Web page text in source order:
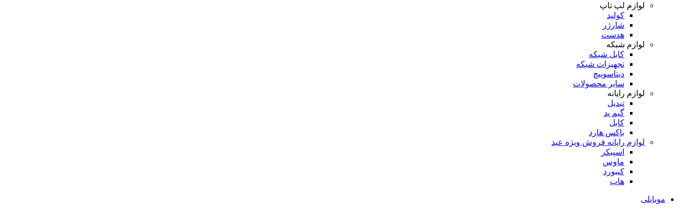
لوازم لپ تاپ
کولپد
شارژر
هدست
لوازم شبکه
کابل شبکه
تجهیزات شبکه
دیتاسوییچ
سایر محصولات
لوازم رایانه
تبدیل
گیم پد
کابل
باکس هارد
لوازم رایانه فروش ویژه عید
اسپیکر
ماوس
کیبورد
هاب
موبایلی